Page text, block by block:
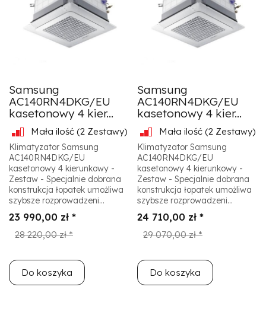
Samsung
AC140RN4DKG/EU
kasetonowy 4 kier...
Mała ilość (2 Zestawy)
Klimatyzator Samsung
AC140RN4DKG/EU
kasetonowy 4 kierunkowy -
Zestaw - Specjalnie dobrana
konstrukcja łopatek umożliwa
szybsze rozprowadzeni...
23 990,00 zł *
28 220,00 zł *
Do koszyka
Samsung
AC140RN4DKG/EU
kasetonowy 4 kier...
Mała ilość (2 Zestawy)
Klimatyzator Samsung
AC140RN4DKG/EU
kasetonowy 4 kierunkowy -
Zestaw - Specjalnie dobrana
konstrukcja łopatek umożliwa
szybsze rozprowadzeni...
24 710,00 zł *
29 070,00 zł *
Do koszyka